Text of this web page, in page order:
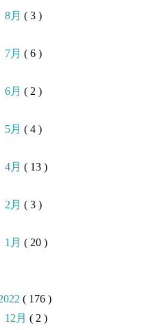
8月 ( 3 )
7月 ( 6 )
6月 ( 2 )
5月 ( 4 )
4月 ( 13 )
2月 ( 3 )
1月 ( 20 )
( 176 )
12月 ( 2 )